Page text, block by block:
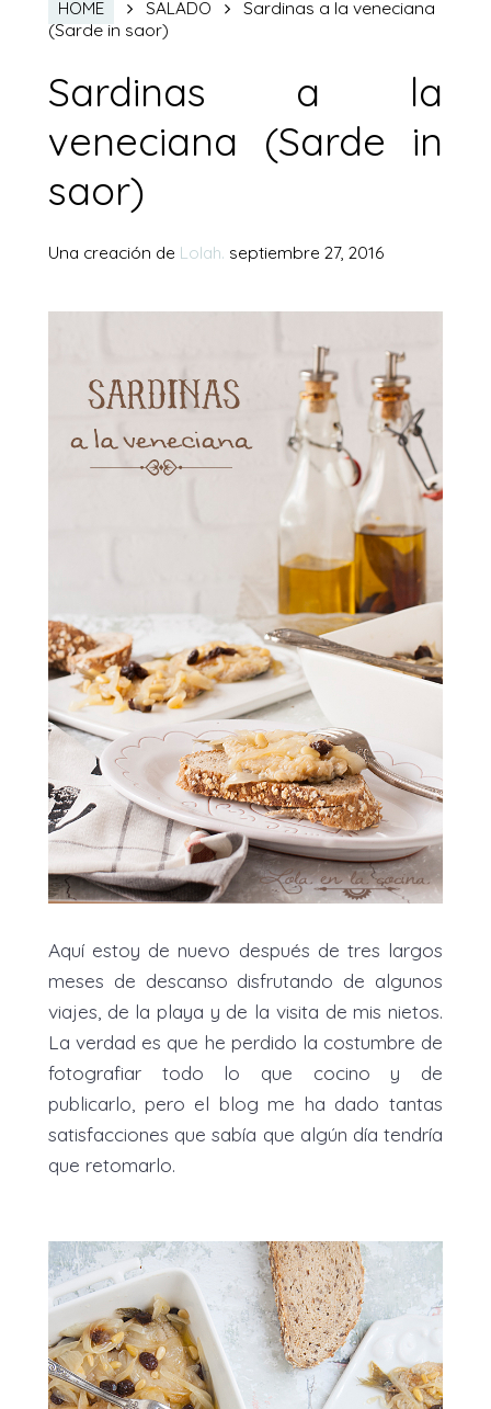
HOME SALADO
Sardinas a la veneciana
(Sarde in saor)
Sardinas a la
veneciana (Sarde in
saor)
Una creación de Lolah. septiembre 27, 2016
Aquí estoy de nuevo después de tres largos
meses de descanso disfrutando de algunos
viajes, de la playa y de la visita de mis nietos.
La verdad es que he perdido la costumbre de
fotografiar todo lo que cocino y de
publicarlo, pero el blog me ha dado tantas
satisfacciones que sabía que algún día tendría
que retomarlo.